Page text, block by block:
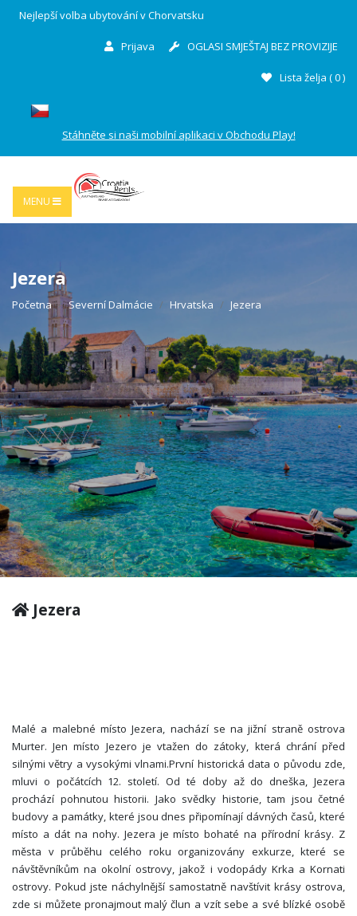
Nejlepší volba ubytování v Chorvatsku
Prijava OGLASI SMJEŠTAJ BEZ PROVIZIJE
Lista želja (0)
Stáhněte si naši mobilní aplikaci v Obchodu Play!
MENU
Jezera
Početna Severní Dalmácie Hrvatska Jezera
Jezera
Malé a malebné místo Jezera, nachází se na jižní straně ostrova
Murter. Jen místo Jezero je vtažen do zátoky, která chrání před
silnými větry a vysokými vlnami.První historická data o původu zde,
mluvi o počátcích 12. století. Od té doby až do dneška, Jezera
prochází pohnutou historii. Jako svědky historie, tam jsou četné
budovy a památky, které jsou dnes připomínají dávných časů, které
místo a dát na nohy. Jezera je místo bohaté na přírodní krásy. Z
města v průběhu celého roku organizovány exkurze, které se
návštěvníkům na okolní ostrovy, jakož i vodopády Krka a Kornati
ostrovy. Pokud jste náchylnější samostatně navštívit krásy ostrova,
zde si můžete pronajmout malý člun a vzít sebe a své blízké osobě